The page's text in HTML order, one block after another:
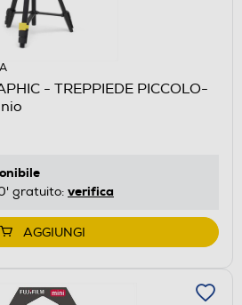
- TREPPIEDE PICCOLO-
gratuito: verifica
AGGIUNGI